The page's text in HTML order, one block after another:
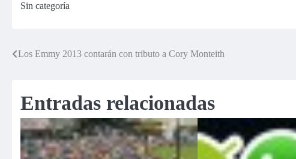
«Estado nuclear»
Sin categoría
Navegación
entradas
Los Emmy 2013 contarán con tributo a Cory Monteith
Entradas relacionadas